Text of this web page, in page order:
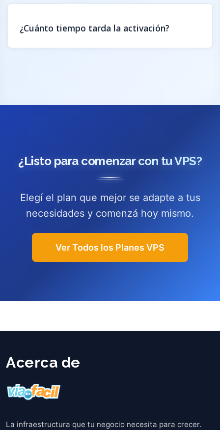
¿Cuánto tiempo tarda la activación?
¿Listo para comenzar con tu VPS?
Elegí el plan que mejor se adapte a tus
necesidades y comenzá hoy mismo.
Ver Todos los Planes VPS
Acerca de
La infraestructura que tu negocio necesita para crecer.